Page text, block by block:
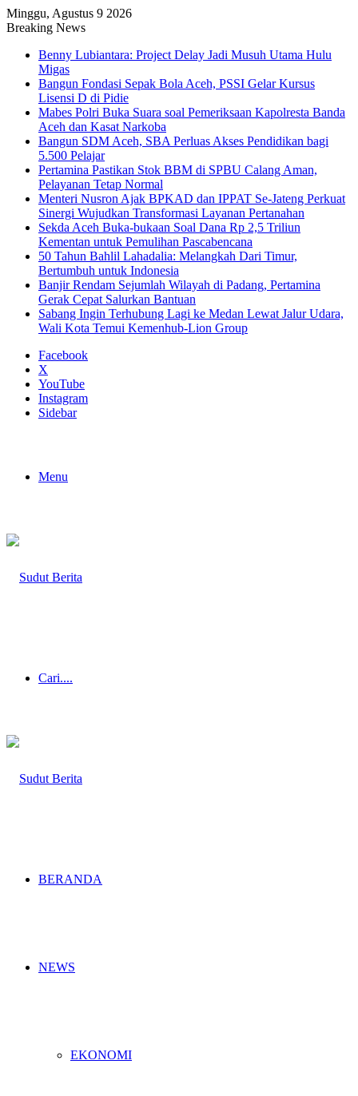
Minggu, Agustus 9 2026
Breaking News
Benny Lubiantara: Project Delay Jadi Musuh Utama Hulu
Migas
Bangun Fondasi Sepak Bola Aceh, PSSI Gelar Kursus
Lisensi D di Pidie
Mabes Polri Buka Suara soal Pemeriksaan Kapolresta Banda
Aceh dan Kasat Narkoba
Bangun SDM Aceh, SBA Perluas Akses Pendidikan bagi
5.500 Pelajar
Pertamina Pastikan Stok BBM di SPBU Calang Aman,
Pelayanan Tetap Normal
Menteri Nusron Ajak BPKAD dan IPPAT Se-Jateng Perkuat
Sinergi Wujudkan Transformasi Layanan Pertanahan
Sekda Aceh Buka-bukaan Soal Dana Rp 2,5 Triliun
Kementan untuk Pemulihan Pascabencana
50 Tahun Bahlil Lahadalia: Melangkah Dari Timur,
Bertumbuh untuk Indonesia
Banjir Rendam Sejumlah Wilayah di Padang, Pertamina
Gerak Cepat Salurkan Bantuan
Sabang Ingin Terhubung Lagi ke Medan Lewat Jalur Udara,
Wali Kota Temui Kemenhub-Lion Group
Facebook
X
YouTube
Instagram
Sidebar
Menu
Cari....
BERANDA
NEWS
EKONOMI